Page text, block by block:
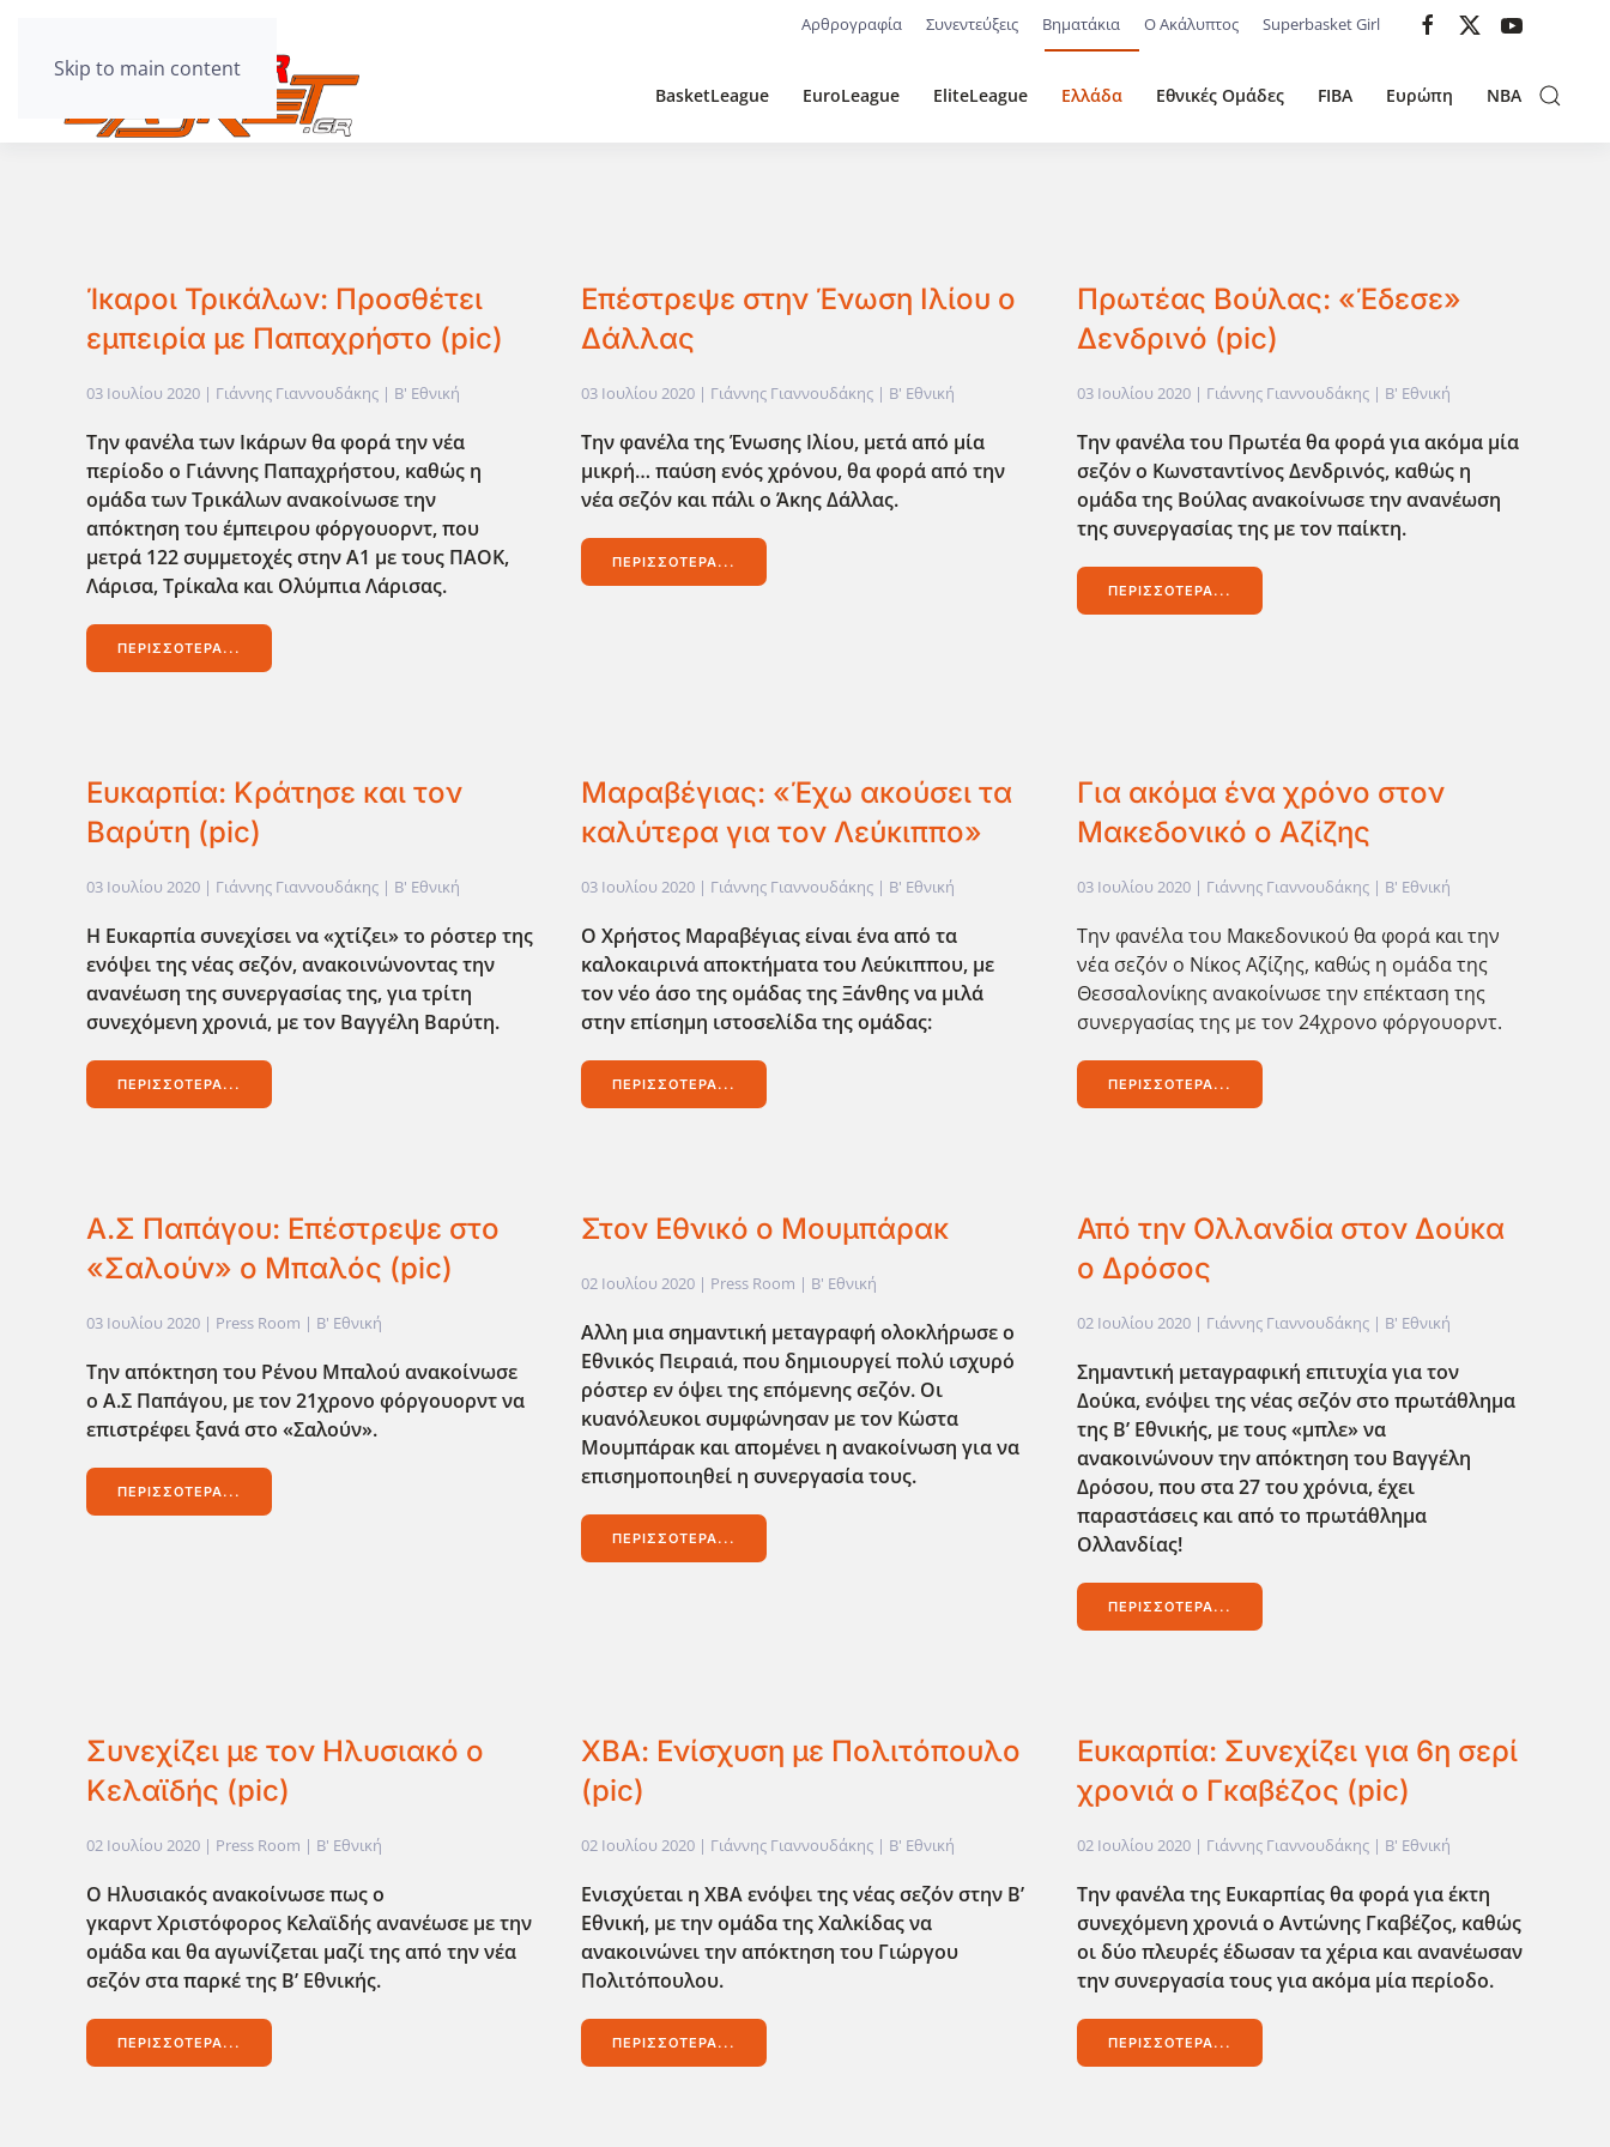
Skip to main content
Αρθρογραφία Συνεντεύξεις Βηματάκια Ο Ακάλυπτος Superbasket Girl
BasketLeague EuroLeague EliteLeague Ελλάδα Εθνικές Ομάδες FIBA Ευρώπη NBA
Ίκαροι Τρικάλων: Προσθέτει
εμπειρία με Παπαχρήστο (pic)
03 Ιουλίου 2020 | Γιάννης Γιαννουδάκης | Β' Εθνική
Την φανέλα των Ικάρων θα φορά την νέα
περίοδο ο Γιάννης Παπαχρήστου, καθώς η
ομάδα των Τρικάλων ανακοίνωσε την
απόκτηση του έμπειρου φόργουορντ, που
μετρά 122 συμμετοχές στην Α1 με τους ΠΑΟΚ,
Λάρισα, Τρίκαλα και Ολύμπια Λάρισας.
ΠΕΡΙΣΣΌΤΕΡΑ...
Επέστρεψε στην Ένωση Ιλίου ο
Δάλλας
03 Ιουλίου 2020 | Γιάννης Γιαννουδάκης | Β' Εθνική
Την φανέλα της Ένωσης Ιλίου, μετά από μία
μικρή… παύση ενός χρόνου, θα φορά από την
νέα σεζόν και πάλι ο Άκης Δάλλας.
ΠΕΡΙΣΣΌΤΕΡΑ...
Πρωτέας Βούλας: «Έδεσε»
Δενδρινό (pic)
03 Ιουλίου 2020| Γιάννης Γιαννουδάκης | Β' Εθνική
Την φανέλα του Πρωτέα θα φορά για ακόμα μία
σεζόν ο Κωνσταντίνος Δενδρινός, καθώς η
ομάδα της Βούλας ανακοίνωσε την ανανέωση
της συνεργασίας της με τον παίκτη.
ΠΕΡΙΣΣΌΤΕΡΑ...
Ευκαρπία: Κράτησε και τον
Βαρύτη (pic)
03 Ιουλίου 2020 | Γιάννης Γιαννουδάκης | Β' Εθνική
Η Ευκαρπία συνεχίσει να «χτίζει» το ρόστερ της
ενόψει της νέας σεζόν, ανακοινώνοντας την
ανανέωση της συνεργασίας της, για τρίτη
συνεχόμενη χρονιά, με τον Βαγγέλη Βαρύτη.
ΠΕΡΙΣΣΌΤΕΡΑ...
Μαραβέγιας: «Έχω ακούσει τα
καλύτερα για τον Λεύκιππο»
03 Ιουλίου 2020 | Γιάννης Γιαννουδάκης | Β' Εθνική
Ο Χρήστος Μαραβέγιας είναι ένα από τα
καλοκαιρινά αποκτήματα του Λεύκιππου, με
τον νέο άσο της ομάδας της Ξάνθης να μιλά
στην επίσημη ιστοσελίδα της ομάδας:
ΠΕΡΙΣΣΌΤΕΡΑ...
Για ακόμα ένα χρόνο στον
Μακεδονικό ο Αζίζης
03 Ιουλίου 2020| Γιάννης Γιαννουδάκης | Β' Εθνική
Την φανέλα του Μακεδονικού θα φορά και την
νέα σεζόν ο Νίκος Αζίζης, καθώς η ομάδα της
Θεσσαλονίκης ανακοίνωσε την επέκταση της
συνεργασίας της με τον 24χρονο φόργουορντ.
ΠΕΡΙΣΣΌΤΕΡΑ...
Α.Σ Παπάγου: Επέστρεψε στο
«Σαλούν» ο Μπαλός (pic)
03 Ιουλίου 2020 | Press Room | Β' Εθνική
Την απόκτηση του Ρένου Μπαλού ανακοίνωσε
ο Α.Σ Παπάγου, με τον 21χρονο φόργουορντ να
επιστρέφει ξανά στο «Σαλούν».
ΠΕΡΙΣΣΌΤΕΡΑ...
Στον Εθνικό ο Μουμπάρακ
02 Ιουλίου 2020 | Press Room | Β' Εθνική
Αλλη μια σημαντική μεταγραφή ολοκλήρωσε ο
Εθνικός Πειραιά, που δημιουργεί πολύ ισχυρό
ρόστερ εν όψει της επόμενης σεζόν. Οι
κυανόλευκοι συμφώνησαν με τον Κώστα
Μουμπάρακ και απομένει η ανακοίνωση για να
επισημοποιηθεί η συνεργασία τους.
ΠΕΡΙΣΣΌΤΕΡΑ...
Από την Ολλανδία στον Δούκα
ο Δρόσος
02 Ιουλίου 2020| Γιάννης Γιαννουδάκης | Β' Εθνική
Σημαντική μεταγραφική επιτυχία για τον
Δούκα, ενόψει της νέας σεζόν στο πρωτάθλημα
της Β’ Εθνικής, με τους «μπλε» να
ανακοινώνουν την απόκτηση του Βαγγέλη
Δρόσου, που στα 27 του χρόνια, έχει
παραστάσεις και από το πρωτάθλημα
Ολλανδίας!
ΠΕΡΙΣΣΌΤΕΡΑ...
Συνεχίζει με τον Ηλυσιακό ο
Κελαϊδής (pic)
02 Ιουλίου 2020 | Press Room | Β' Εθνική
O Ηλυσιακός ανακοίνωσε πως ο
γκαρντ Χριστόφορος Κελαϊδής ανανέωσε με την
ομάδα και θα αγωνίζεται μαζί της από την νέα
σεζόν στα παρκέ της Β’ Εθνικής.
ΠΕΡΙΣΣΌΤΕΡΑ...
ΧΒΑ: Ενίσχυση με Πολιτόπουλο
(pic)
02 Ιουλίου 2020 | Γιάννης Γιαννουδάκης | Β' Εθνική
Ενισχύεται η ΧΒΑ ενόψει της νέας σεζόν στην Β’
Εθνική, με την ομάδα της Χαλκίδας να
ανακοινώνει την απόκτηση του Γιώργου
Πολιτόπουλου.
ΠΕΡΙΣΣΌΤΕΡΑ...
Ευκαρπία: Συνεχίζει για 6η σερί
χρονιά ο Γκαβέζος (pic)
02 Ιουλίου 2020| Γιάννης Γιαννουδάκης | Β' Εθνική
Την φανέλα της Ευκαρπίας θα φορά για έκτη
συνεχόμενη χρονιά ο Αντώνης Γκαβέζος, καθώς
οι δύο πλευρές έδωσαν τα χέρια και ανανέωσαν
την συνεργασία τους για ακόμα μία περίοδο.
ΠΕΡΙΣΣΌΤΕΡΑ...